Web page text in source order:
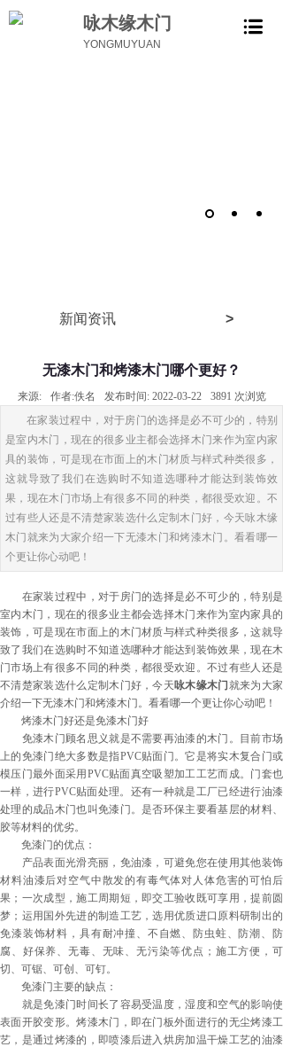
咏木缘木门
YONGMUYUAN
新闻资讯 >
无漆木门和烤漆木门哪个更好？
来源: 作者:佚名 发布时间: 2022-03-22 3891 次浏览
在家装过程中，对于房门的选择是必不可少的，特别
是室内木门，现在的很多业主都会选择木门来作为室内家
具的装饰，可是现在市面上的木门材质与样式种类很多，
这就导致了我们在选购时不知道选哪种才能达到装饰效
果，现在木门市场上有很多不同的种类，都很受欢迎。不
过有些人还是不清楚家装选什么定制木门好，今天咏木缘
木门就来为大家介绍一下无漆木门和烤漆木门。看看哪一
个更让你心动吧！
在家装过程中，对于房门的选择是必不可少的，特别是
室内木门，现在的很多业主都会选择木门来作为室内家具的
装饰，可是现在市面上的木门材质与样式种类很多，这就导
致了我们在选购时不知道选哪种才能达到装饰效果，现在木
门市场上有很多不同的种类，都很受欢迎。不过有些人还是
不清楚家装选什么定制木门好，今天咏木缘木门 就来为大家
介绍一下无漆木门和烤漆木门。看看哪一个更让你心动吧！
烤漆木门好还是免漆木门好
免漆木门顾名思义就是不需要再油漆的木门。目前市场
上的免漆门绝大多数是指PVC贴面门。它是将实木复合门或
模压门最外面采用PVC贴面真空吸塑加工工艺而成。门套也
一样，进行PVC贴面处理。还有一种就是工厂已经进行油漆
处理的成品木门也叫免漆门。是否环保主要看基层的材料、
胶等材料的优劣。
免漆门的优点：
产品表面光滑亮丽，免油漆，可避免您在使用其他装饰
材料油漆后对空气中散发的有毒气体对人体危害的可怕后
果；一次成型，施工周期短，即交工验收既可享用，提前圆
梦；运用国外先进的制造工艺，选用优质进口原料研制出的
免漆装饰材料，具有耐冲撞、不自燃、防虫蛀、防潮、防
腐、好保养、无毒、无味、无污染等优点；施工方便，可
切、可锯、可创、可钉。
免漆门主要的缺点：
就是免漆门时间长了容易受温度，湿度和空气的影响使
表面开胶变形。烤漆木门，即在门板外面进行的无尘烤漆工
艺，是通过烤漆的，即喷漆后进入烘房加温干燥工艺的油漆